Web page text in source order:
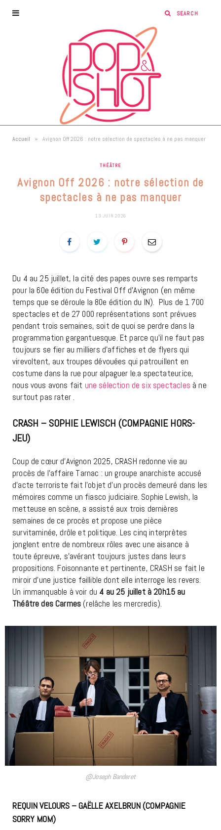
Accueil » Avignon Off 2026 : notre sélection de spectacles à ne pas manquer
THÉÂTRE
Avignon Off 2026 : notre sélection de
spectacles à ne pas manquer
13 JUIN 2026
Du 4 au 25 juillet, la cité des papes ouvre ses remparts
pour la 60e édition du Festival Off d’Avignon (en même
temps que se déroule la 80e édition du IN). Plus de 1 700
spectacles et de 27 000 représentations sont prévues
pendant trois semaines, soit de quoi se perdre dans la
programmation gargantuesque. Et parce qu’il ne faut pas
toujours se fier au milliers d’affiches et de flyers qui
virevoltent, aux troupes dévouées qui patrouillent en
costume dans la rue pour alpaguer le.a spectateur.ice,
nous vous avons fait une sélection de six spectacles à ne
surtout pas rater .
CRASH – SOPHIE LEWISCH (COMPAGNIE HORS-
JEU)
Coup de cœur d’Avignon 2025, CRASH redonne vie au
procès de l’affaire Tarnac : un groupe anarchiste accusé
d’acte terroriste fait l’objet d’un procès demeuré dans les
mémoires comme un fiasco judiciaire. Sophie Lewish, la
metteuse en scène, a assisté aux trois dernières
semaines de ce procès et propose une pièce
survitaminée, drôle et politique. Les cinq interprètes
jonglent entre de nombreux rôles avec une aisance à
toute épreuve, s’avérant toujours justes dans leurs
propositions. Foisonnante et pertinente, CRASH se fait le
miroir d’une justice faillible dont elle interroge les revers.
Un immanquable à voir du 4 au 25 juillet à 20h15 au
Théâtre des Carmes (relâche les mercredis).
@Joseph Banderet
REQUIN VELOURS – GAËLLE AXELBRUN (COMPAGNIE
SORRY MOM)